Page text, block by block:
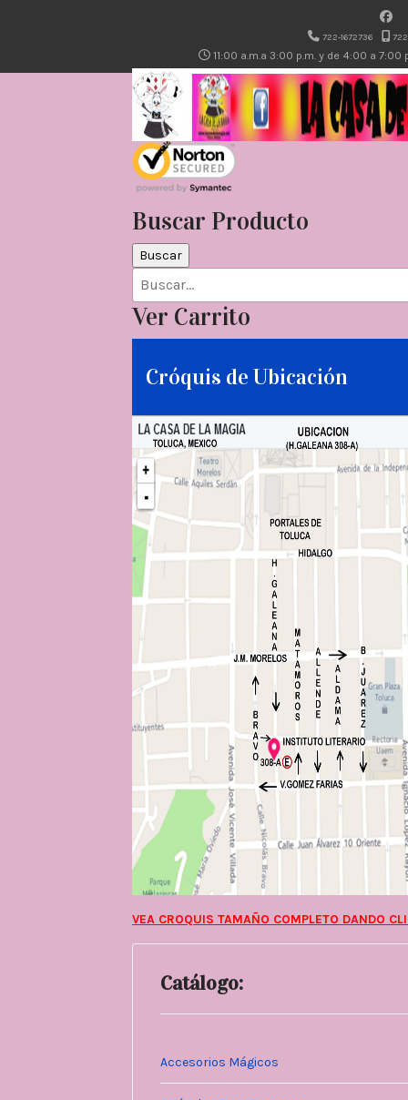
722-1672736
11:00 a.m.a 3:00 p.m. y de 4:00 a 7:00
Buscar Producto
Ver Carrito
Cróquis de Ubicación
VEA CROQUIS TAMAÑO COMPLETO DANDO
Catálogo:
Accesorios Mágicos